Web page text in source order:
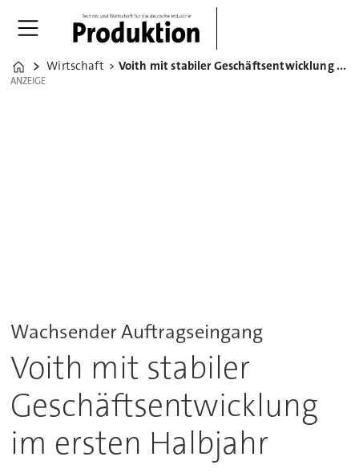
Home
Wirtschaft Voith mit stabiler Geschäftsentwicklung im ersten Halbjahr
ANZEIGE
ANZEIGE
Wachsender Auftragseingang
Voith mit stabiler
Geschäftsentwicklung
im ersten Halbjahr